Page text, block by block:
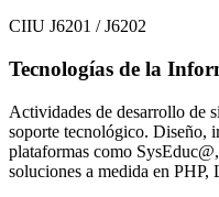
CIIU J6201 / J6202
Tecnologías de la
Actividades de desarrollo de
soporte tecnológico. Diseño,
plataformas como
soluciones a medida en